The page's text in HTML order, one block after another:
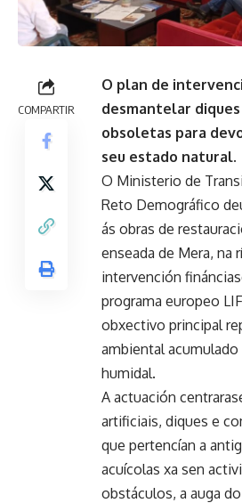
COMPARTIR
O plan de
desmantelar
obsoletas para
seu estado natural.
O Ministerio de
Reto Demográfico
ás obras de
enseada de Mera, na
intervención
programa europeo
obxectivo principal
ambiental
humidal.
A actuación
artificiais, diques e
que pertencían a
acuícolas xa sen
obstáculos, a auga